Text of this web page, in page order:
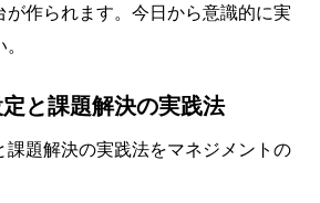
が作られます。今日から意識的に実
と課題解決の実践法
課題解決の実践法をマネジメントの